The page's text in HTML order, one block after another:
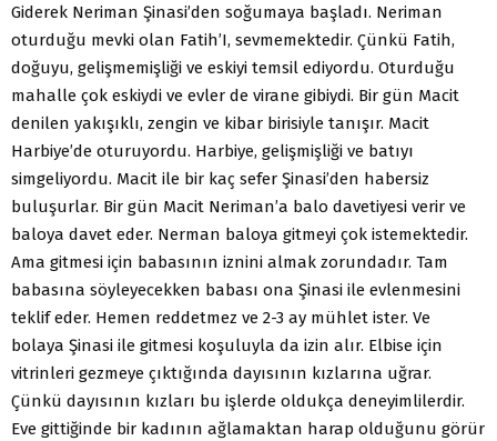
Giderek Neriman Şinasi’den soğumaya başladı. Neriman
oturduğu mevki olan Fatih’I, sevmemektedir. Çünkü Fatih,
doğuyu, gelişmemişliği ve eskiyi temsil ediyordu. Oturduğu
mahalle çok eskiydi ve evler de virane gibiydi. Bir gün Macit
denilen yakışıklı, zengin ve kibar birisiyle tanışır. Macit
Harbiye’de oturuyordu. Harbiye, gelişmişliği ve batıyı
simgeliyordu. Macit ile bir kaç sefer Şinasi’den habersiz
buluşurlar. Bir gün Macit Neriman’a balo davetiyesi verir ve
baloya davet eder. Nerman baloya gitmeyi çok istemektedir.
Ama gitmesi için babasının iznini almak zorundadır. Tam
babasına söyleyecekken babası ona Şinasi ile evlenmesini
teklif eder. Hemen reddetmez ve 2-3 ay mühlet ister. Ve
bolaya Şinasi ile gitmesi koşuluyla da izin alır. Elbise için
vitrinleri gezmeye çıktığında dayısının kızlarına uğrar.
Çünkü dayısının kızları bu işlerde oldukça deneyimlilerdir.
Eve gittiğinde bir kadının ağlamaktan harap olduğunu görür